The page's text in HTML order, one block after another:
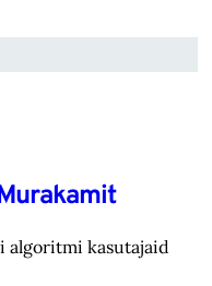
algoritmi kasutajaid